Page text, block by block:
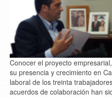
Conocer el proyecto
su presencia y crecimiento en
laboral de los treinta
acuerdos de colaboración han